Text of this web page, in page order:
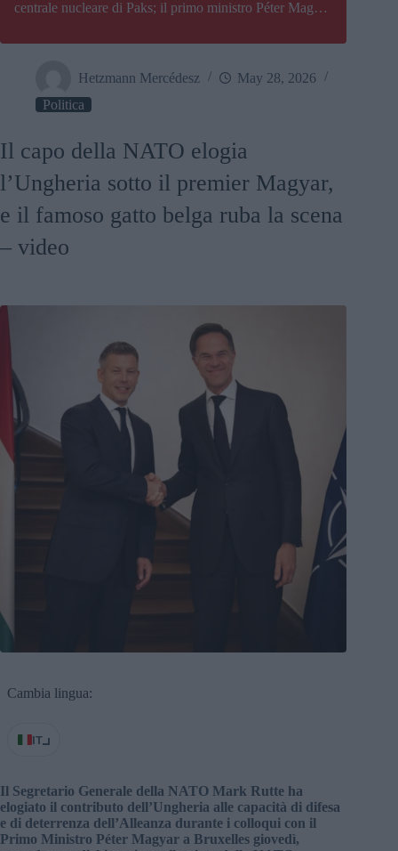
centrale nucleare di Paks; il primo ministro Péter Magyar
Hetzmann Mercédesz
May 28, 2026
Politica
Il capo della NATO elogia
l’Ungheria sotto il premier Magyar,
e il famoso gatto belga ruba la scena
– video
Cambia lingua:
IT
Il Segretario Generale della NATO Mark Rutte ha
elogiato il contributo dell’Ungheria alle capacità di difesa
e di deterrenza dell’Alleanza durante i colloqui con il
Primo Ministro Péter Magyar a Bruxelles giovedì,